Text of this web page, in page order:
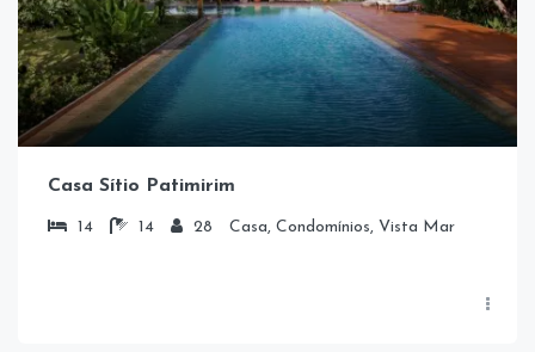
Casa Sítio Patimirim
14 14 28 Casa, Condomínios, Vista Mar